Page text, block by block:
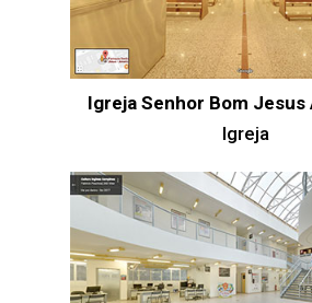
Igreja Senhor Bom Jesus
Igreja